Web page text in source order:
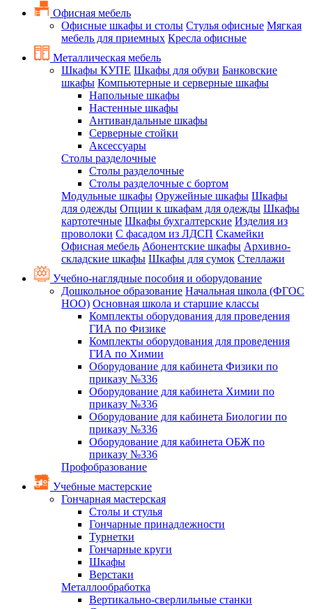
Офисная мебель
Офисные шкафы и столы Стулья офисные Мягкая
мебель для приемных Кресла офисные
Металлическая мебель
Шкафы КУПЕ Шкафы для обуви Банковские
шкафы Компьютерные и серверные шкафы
Напольные шкафы
Настенные шкафы
Антивандальные шкафы
Серверные стойки
Аксессуары
Столы разделочные
Столы разделочные
Столы разделочные с бортом
Модульные шкафы Оружейные шкафы Шкафы
для одежды Опции к шкафам для одежды Шкафы
картотечные Шкафы бухгалтерские Изделия из
проволоки С фасадом из ЛДСП Скамейки
Офисная мебель Абонентские шкафы Архивно-
складские шкафы Шкафы для сумок Стеллажи
Учебно-наглядные пособия и оборудование
Дошкольное образование Начальная школа (ФГОС
НОО) Основная школа и старшие классы
Комплекты оборудования для проведения
ГИА по Физике
Комплекты оборудования для проведения
ГИА по Химии
Оборудование для кабинета Физики по
приказу №336
Оборудование для кабинета Химии по
приказу №336
Оборудование для кабинета Биологии по
приказу №336
Оборудование для кабинета ОБЖ по
приказу №336
Профобразование
Учебные мастерские
Гончарная мастерская
Столы и стулья
Гончарные принадлежности
Турнетки
Гончарные круги
Шкафы
Верстаки
Металлообработка
Вертикально-сверлильные станки